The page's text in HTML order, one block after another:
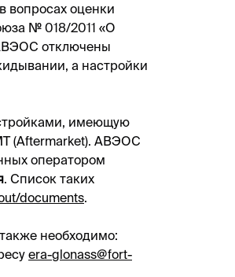
вопросах оценки
№ 018/2011 «О
отключены
а настройки
имеющую
(Aftеrmarket). АВЭОС
оператором
. Список таких
documents.
также необходимо:
era-glonass@fort-